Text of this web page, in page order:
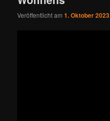
Veröffentlicht am1. Oktober 2023